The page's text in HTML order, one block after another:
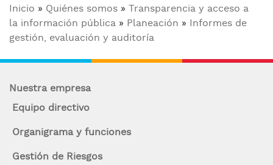
Sobrescribir
enlaces
de
ayuda
a
la
navegación
Inicio Quiénes somos
Transparencia y acceso a
la información pública
Planeación
Informes de
gestión, evaluación y auditoría
Nuestra empresa
Equipo directivo
Organigrama y funciones
Gestión de Riesgos